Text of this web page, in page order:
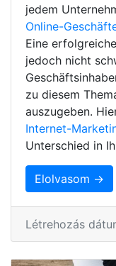
jedem
Online-
Eine
jedoch nicht
zu diesem
auszugeben.
Internet-
Unterschied in
Elolvasom →
Létrehozás